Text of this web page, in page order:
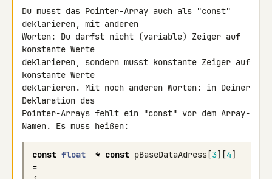
Du musst das Pointer-Array auch als "const"
deklarieren, mit anderen
Worten: Du darfst nicht (variable) Zeiger auf
konstante Werte
deklarieren, sondern musst konstante Zeiger auf
konstante Werte
deklarieren. Mit noch anderen Worten: in Deiner
Deklaration des
Pointer-Arrays fehlt ein "const" vor dem Array-
Namen. Es muss heißen:
const float * const pBaseDataAdress [3][4]
=